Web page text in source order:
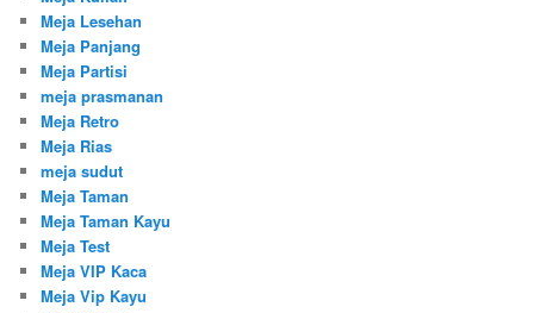
Meja Lesehan
Meja Panjang
Meja Partisi
meja prasmanan
Meja Retro
Meja Rias
meja sudut
Meja Taman
Meja Taman Kayu
Meja Test
Meja VIP Kaca
Meja Vip Kayu